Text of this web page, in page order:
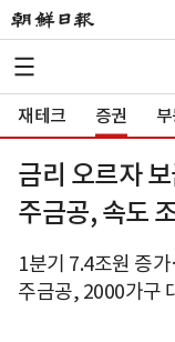
재테크 증권
금리 오르자
주금공, 속도
1분기 7.4조원 증
주금공, 2000가구